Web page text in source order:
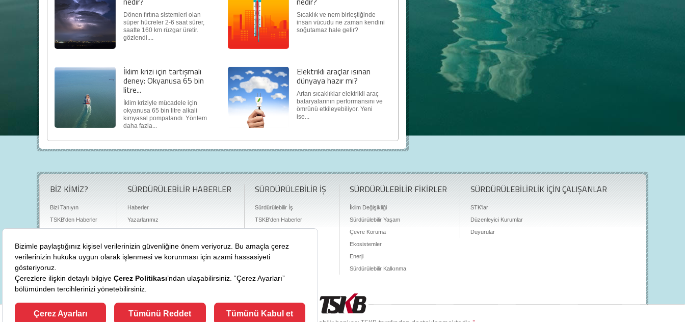
Dönen fırtına sistemleri olan
süper hücreler 2-6 saat sürer,
saatte 160 km rüzgar üretir.
gözlendi....
Sıcaklık ve nem birleştiğinde
insan vücudu ne zaman kendini
soğutamaz hale gelir?
İklim krizi için tartışmalı
deney: Okyanusa 65 bin
litre...
İklim kriziyle mücadele için
okyanusa 65 bin litre alkali
kimyasal pompalandı. Yöntem
daha fazla...
Elektrikli araçlar ısınan
dünyaya hazır mı?
Artan sıcaklıklar elektrikli araç
bataryalarının performansını ve
ömrünü etkileyebiliyor. Yeni
ise...
BİZ KİMİZ?
Bizi Tanıyın
TSKB'den Haberler
Basın Odası
Bize Ulaşın
Politikalarımız
SÜRDÜRÜLEBİLİR HABERLER
Haberler
Yazarlarımız
Sürdürülebilirlik Kütüphanesi
Karbon Sayacı
SÜRDÜRÜLEBİLİR İŞ
Sürdürülebilir İş
TSKB'den Haberler
SÜRDÜRÜLEBİLİR FİKİRLER
İklim Değişikliği
Sürdürülebilir Yaşam
Çevre Koruma
Ekosistemler
Enerji
Sürdürülebilir Kalkınma
SÜRDÜRÜLEBİLİRLİK İÇİN ÇALIŞANLAR
STK'lar
Düzenleyici Kurumlar
Duyurular